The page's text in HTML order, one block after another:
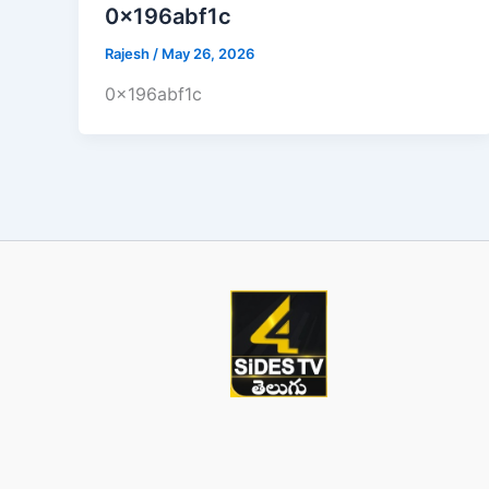
0x196abf1c
Rajesh / May 26, 2026
0x196abf1c